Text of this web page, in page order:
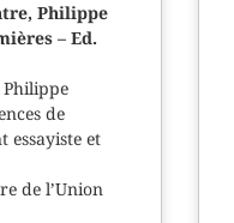
Philippe
– Ed.
de
essayiste et
de l’Union